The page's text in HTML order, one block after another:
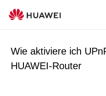
Wie aktiviere ich
HUAWEI-Router